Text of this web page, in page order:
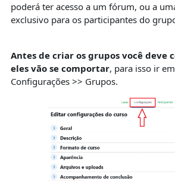
poderá ter acesso a um fórum, ou a
exclusivo para os participantes do
Antes de criar os grupos você deve
eles vão se comportar, para isso ir
Configurações >> Grupos.